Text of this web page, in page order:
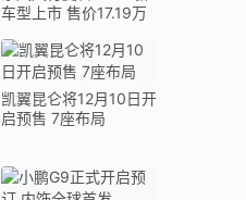
车型上市 售价17.19万
凯翼昆仑将12月10日开
启预售 7座布局